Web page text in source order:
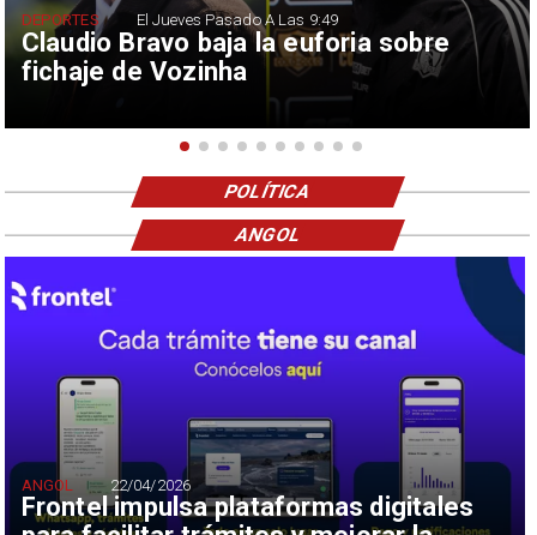
Claudio Bravo baja la euforia sobre
fichaje de Vozinha
DEPORTES El Jueves Pasado A Las 9:49
POLÍTICA
Frontel impulsa plataformas digitales
ANGOL 22/04/2026
ANGOL